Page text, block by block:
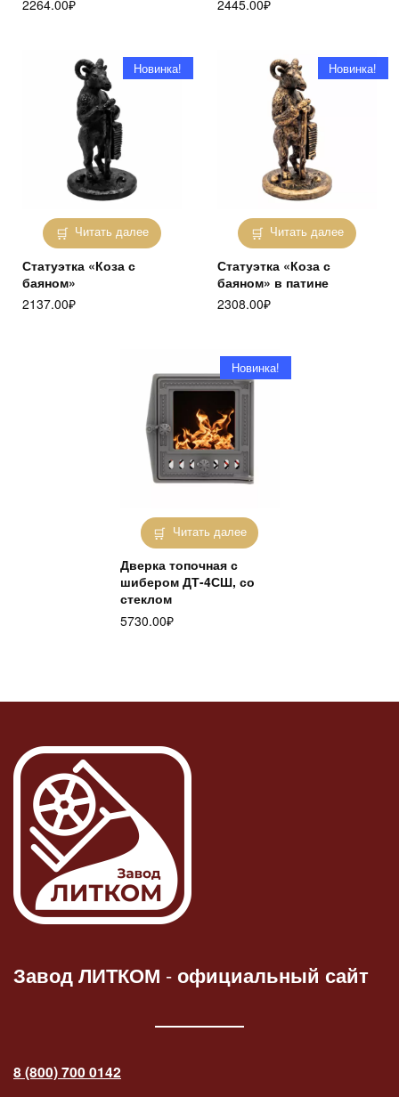
2264.00₽
2445.00₽
Читать далее
Новинка!
Статуэтка «Коза с
баяном»
2137.00₽
Читать далее
Новинка!
Статуэтка «Коза с
баяном» в патине
2308.00₽
Читать далее
Новинка!
Дверка топочная с
шибером ДТ-4СШ, со
стеклом
5730.00₽
Завод ЛИТКОМ -официальный сайт
8 (800) 700 0142